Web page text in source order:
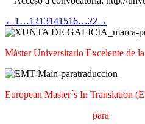
← 1 …1213141516…22 →
Máster Universitario Excelente de
European Master´s In Translation
para